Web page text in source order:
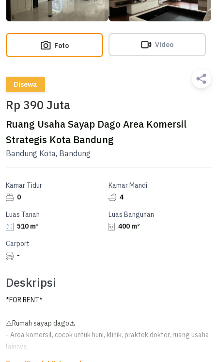
Foto Video
Disewa
Rp 390 Juta
Ruang Usaha Sayap Dago Area Komersil
Strategis Kota Bandung
Bandung Kota, Bandung
Kamar Tidur
0
Kamar Mandi
4
Luas Tanah
510 m²
Luas Bangunan
400 m²
Carport
-
Deskripsi
*FOR RENT*
⚠️Rumah sayap dago⚠️
- Area komersil, cocok untuk huni, klinik, praktek dokter, ruang usaha
lainnya